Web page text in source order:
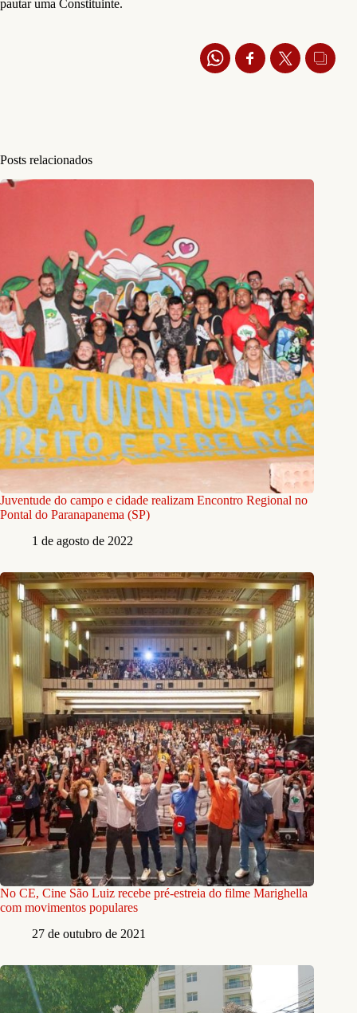
pautar uma Constituinte.
Posts relacionados
Juventude do campo e cidade realizam Encontro Regional no
Pontal do Paranapanema (SP)
1 de agosto de 2022
No CE, Cine São Luiz recebe pré-estreia do filme Marighella
com movimentos populares
27 de outubro de 2021